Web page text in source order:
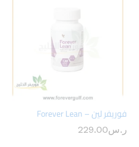
فوريفر لين – Forever Lean
ر.س229.00